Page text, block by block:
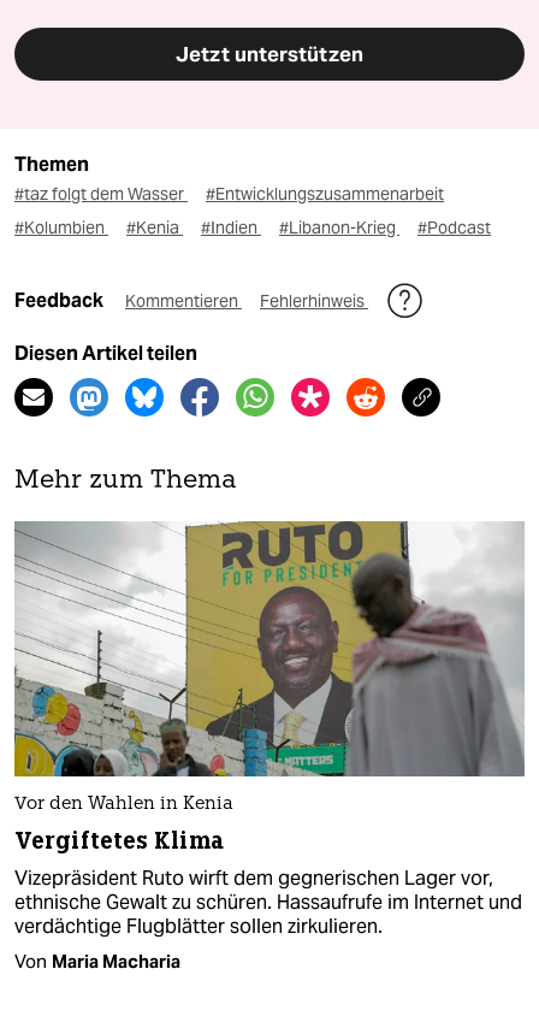
Jetzt unterstützen
Themen
#taz folgt dem Wasser
#Entwicklungszusammenarbeit
#Kolumbien
#Kenia #Indien #Libanon-Krieg #Podcast
Feedback Kommentieren Fehlerhinweis
Diesen Artikel teilen
Mehr zum Thema
Vor den Wahlen in Kenia
Vergiftetes Klima
Vizepräsident Ruto wirft dem gegnerischen Lager vor,
ethnische Gewalt zu schüren. Hassaufrufe im Internet und
verdächtige Flugblätter sollen zirkulieren.
Von Maria Macharia